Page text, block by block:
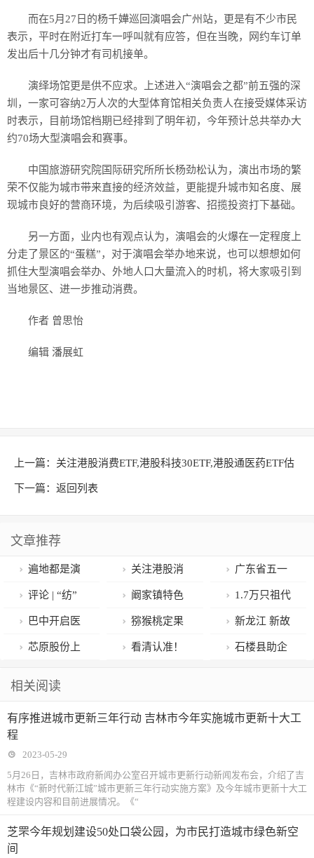
而在5月27日的杨千嬅巡回演唱会广州站，更是有不少市民
表示，平时在附近打车一呼叫就有应答，但在当晚，网约车订单
发出后十几分钟才有司机接单。
演绎场馆更是供不应求。上述进入“演唱会之都”前五强的深
圳，一家可容纳2万人次的大型体育馆相关负责人在接受媒体采访
时表示，目前场馆档期已经排到了明年初，今年预计总共举办大
约70场大型演唱会和赛事。
中国旅游研究院国际研究所所长杨劲松认为，演出市场的繁
荣不仅能为城市带来直接的经济效益，更能提升城市知名度、展
现城市良好的营商环境，为后续吸引游客、招揽投资打下基础。
另一方面，业内也有观点认为，演唱会的火爆在一定程度上
分走了景区的“蛋糕”，对于演唱会举办地来说，也可以想想如何
抓住大型演唱会举办、外地人口大量流入的时机，将大家吸引到
当地景区、进一步推动消费。
作者 曾思怡
编辑 潘展虹
上一篇： 关注港股消费ETF,港股科技30ETF,港股通医药ETF估
值修复主线
下一篇： 返回列表
文章推荐
遍地都是演
唱会，哪些城
市最爆单：广
州上海场次最
期至明年
关注港股消
费ETF,港股科
技30ETF,港股
通医药ETF估
广东省五一
劳动奖章获得
者、新星轻合
金材料公司工
评论 | “纺”
出龙头产业链
“织”就荆州新
阚家镇特色
农业助力乡村
振兴
1.7万只祖代
种鸡落户烟
台！烟台海关
障祖代种鸡顺
巴中开启医
保支付“刷脸”
猕猴桃定果
管理这样做
新龙江 新故
事｜一位女科
芯原股份上
上涨1.46%，
看清认准！
服务的医疗机
石楼县助企
相关阅读
有序推进城市更新三年行动 吉林市今年实施城市更新十大工
程
2023-05-29
5月26日，吉林市政府新闻办公室召开城市更新行动新闻发布会，介绍了吉
林市《“新时代新江城”城市更新三年行动实施方案》及今年城市更新十大工
程建设内容和目前进展情况。《“
芝罘今年规划建设50处口袋公园，为市民打造城市绿色新空
间